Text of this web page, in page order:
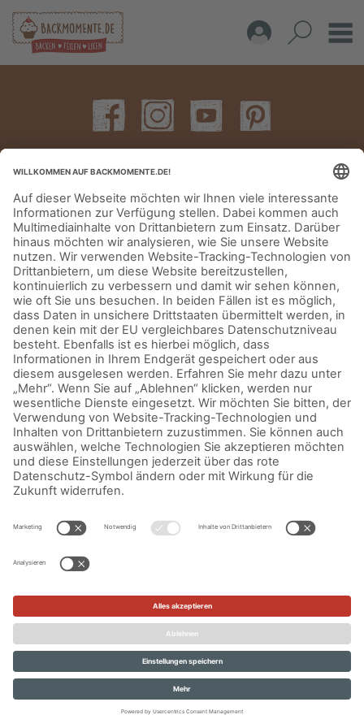
IMPRESSUM DATENSCHUTZERKLÄRUNG AGB KONTAKT
© Aurora Mühlen GmbH - Trettaustraße 49 – D-21107 Hamburg